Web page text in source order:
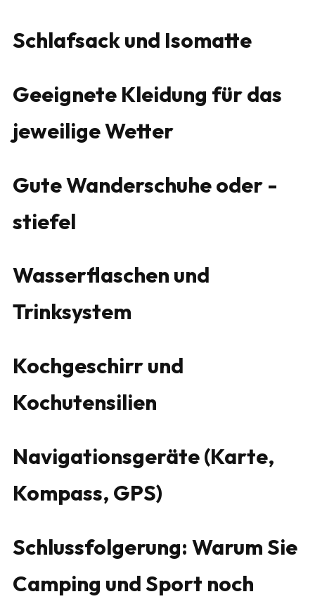
Schlafsack und Isomatte
Geeignete Kleidung für das
jeweilige Wetter
Gute Wanderschuhe oder -
stiefel
Wasserflaschen und
Trinksystem
Kochgeschirr und
Kochutensilien
Navigationsgeräte (Karte,
Kompass, GPS)
Schlussfolgerung: Warum Sie
Camping und Sport noch